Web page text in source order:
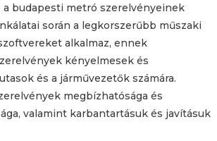
a budapesti metró szerelvényeinek
során a legkorszerűbb műszaki
alkalmaz, ennek
kényelmesek és
és a járművezetők számára.
megbízhatósága és
valamint karbantartásuk és javításuk